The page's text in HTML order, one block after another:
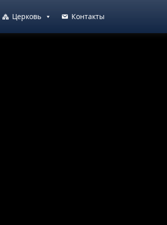
Церковь Контакты